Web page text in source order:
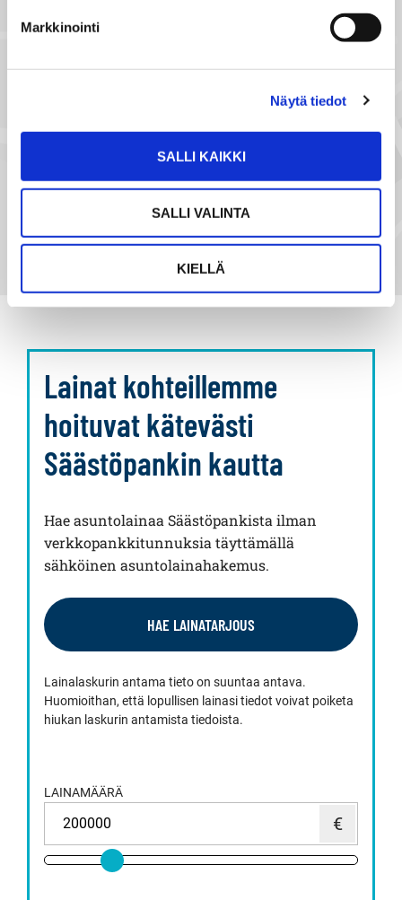
Markkinointi
Näytä tiedot
SALLI KAIKKI
SALLI VALINTA
KIELLÄ
NÄYTÄ SIJAINTI KARTALLA
Lainat kohteillemme
hoituvat kätevästi
Säästöpankin kautta
Hae asuntolainaa Säästöpankista ilman
verkkopankkitunnuksia täyttämällä
sähköinen asuntolainahakemus.
HAE LAINATARJOUS
Lainalaskurin antama tieto on suuntaa antava.
Huomioithan, että lopullisen lainasi tiedot voivat poiketa
hiukan laskurin antamista tiedoista.
LAINAMÄÄRÄ